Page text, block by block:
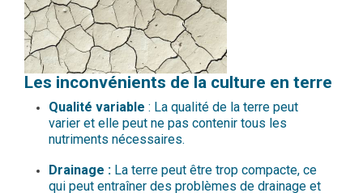
Les inconvénients de la culture en terre
Qualité variable : La qualité de la terre peut
varier et elle peut ne pas contenir tous les
nutriments nécessaires.
Drainage : La terre peut être trop compacte, ce
qui peut entraîner des problèmes de drainage et